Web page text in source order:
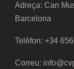
Adreça: Can
Barcelona
Telèfon: +34
Correu: